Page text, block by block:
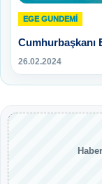
EGE GUNDEMİ
Cumhurbaşkanı
26.02.2024